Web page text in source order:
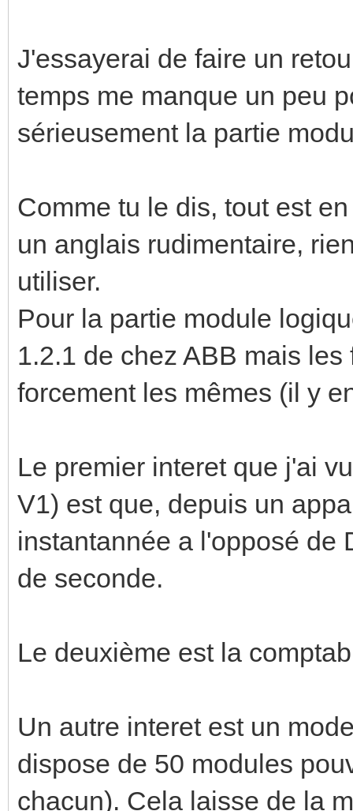
J'essayerai de faire un
temps me manque un peu
sérieusement la partie
Comme tu le dis, tout est
un anglais rudimentaire,
utiliser.
Pour la partie module
1.2.1 de chez ABB mais
forcement les mêmes (il y
Le premier interet que j'ai
V1) est que, depuis un
instantannée a l'opposé de
de seconde.
Le deuxième est la
Un autre interet est un
dispose de 50 modules
chacun). Cela laisse de la